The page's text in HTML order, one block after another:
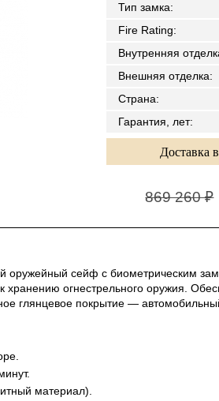
Тип замка:
Fire Rating:
Внутренняя
Внешняя отделка:
Страна:
Гарантия, лет:
Доставка
869 260 ₽
оружейный сейф с биометрическим
огнестрельного оружия.
глянцевое покрытие —
материал).